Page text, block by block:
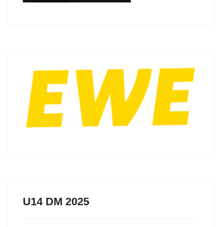
U14 DM 2025